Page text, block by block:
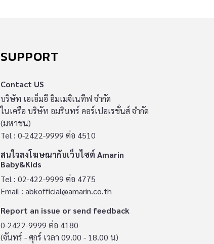
SUPPORT
Contact US
บริษัท เอเอ็มอี อิมเมจิเนทีฟ จำกัด
ในเครือ บริษัท อมรินทร์ คอร์เปอเรชั่นส์ จำกัด
(มหาชน)
Tel : 0-2422-9999 ต่อ 4510
สนใจลงโฆษณากับเว็บไซต์ Amarin
Baby&Kids
Tel : 02-422-9999 ต่อ 4775
Email : abkofficial@amarin.co.th
Report an issue or send feedback
0-2422-9999 ต่อ 4180
(จันทร์ - ศุกร์ เวลา 09.00 - 18.00 น)